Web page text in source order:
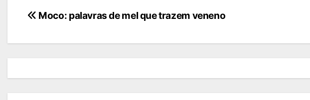
Navegação
Moco: palavras de mel que trazem veneno